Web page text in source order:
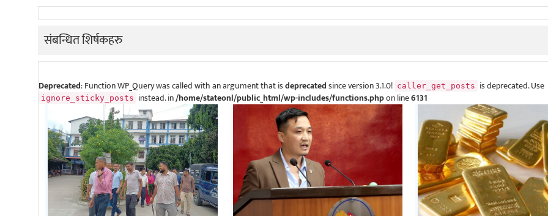
संबन्धित शिर्षकहरु
Deprecated: Function WP_Query was called with an argument that isdeprecatedsince version 3.1.0! caller_get_posts is deprecated. Use
ignore_sticky_posts instead. in/home/stateonl/public_html/wp-includes/functions.phpon line6131